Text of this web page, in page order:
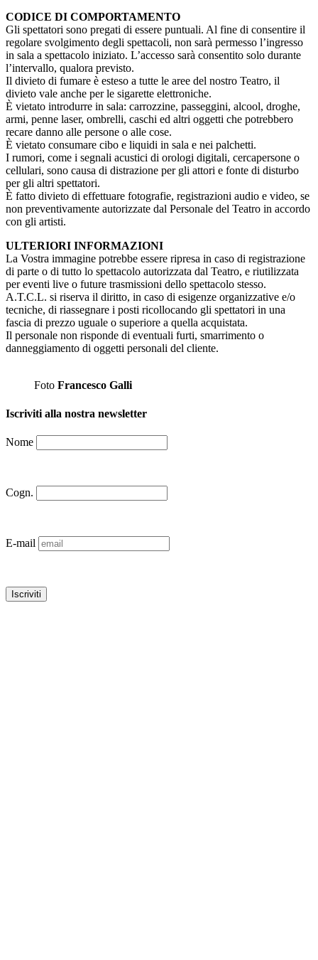
CODICE DI COMPORTAMENTO
Gli spettatori sono pregati di essere puntuali. Al fine di consentire il
regolare svolgimento degli spettacoli, non sarà permesso l’ingresso
in sala a spettacolo iniziato. L’accesso sarà consentito solo durante
l’intervallo, qualora previsto.
Il divieto di fumare è esteso a tutte le aree del nostro Teatro, il
divieto vale anche per le sigarette elettroniche.
È vietato introdurre in sala: carrozzine, passeggini, alcool, droghe,
armi, penne laser, ombrelli, caschi ed altri oggetti che potrebbero
recare danno alle persone o alle cose.
È vietato consumare cibo e liquidi in sala e nei palchetti.
I rumori, come i segnali acustici di orologi digitali, cercapersone o
cellulari, sono causa di distrazione per gli attori e fonte di disturbo
per gli altri spettatori.
È fatto divieto di effettuare fotografie, registrazioni audio e video, se
non preventivamente autorizzate dal Personale del Teatro in accordo
con gli artisti.
ULTERIORI INFORMAZIONI
La Vostra immagine potrebbe essere ripresa in caso di registrazione
di parte o di tutto lo spettacolo autorizzata dal Teatro, e riutilizzata
per eventi live o future trasmissioni dello spettacolo stesso.
A.T.C.L. si riserva il diritto, in caso di esigenze organizzative e/o
tecniche, di riassegnare i posti ricollocando gli spettatori in una
fascia di prezzo uguale o superiore a quella acquistata.
Il personale non risponde di eventuali furti, smarrimento o
danneggiamento di oggetti personali del cliente.
Foto Francesco Galli
Iscriviti alla nostra newsletter
Nome
Cogn.
E-mail